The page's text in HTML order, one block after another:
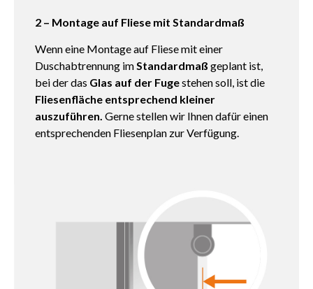
2 – Montage auf Fliese mit Standardmaß
Wenn eine Montage auf Fliese mit einer
Duschabtrennung imStandardmaß geplant ist,
bei der das Glas auf der Fugestehen soll, ist die
Fliesenfläche entsprechend kleiner
auszuführen. Gerne stellen wir Ihnen dafür einen
entsprechenden Fliesenplan zur Verfügung.